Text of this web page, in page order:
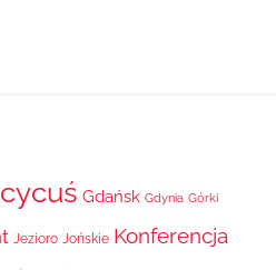
cycuś Gdańsk Gdynia Górki
Jezioro Jońskie Konferencja